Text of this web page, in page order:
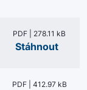
PDF | 278.11 kB
Stáhnout
PDF | 412.97 kB